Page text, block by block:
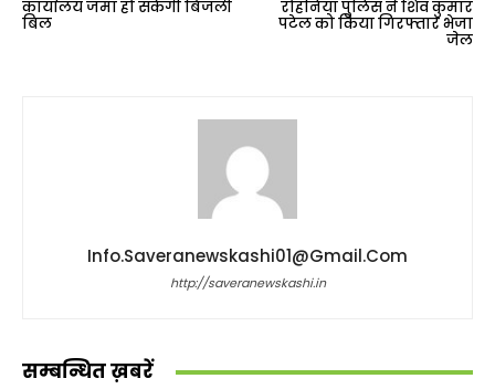
कार्यालय जमा हो सकेगी बिजली
बिल
रोहनिया पुलिस ने शिव कुमार
पटेल को किया गिरफ्तार भेजा
जेल
Info.saveranewskashi01@gmail.com
http://saveranewskashi.in
सम्बन्धित ख़बरें